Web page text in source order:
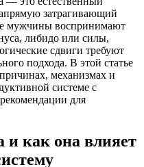
затрагивающий
мужчины воспринимают
либидо или силы,
сдвиги требуют
подхода. В этой статье
механизмах и
системе с
для
и как она влияет